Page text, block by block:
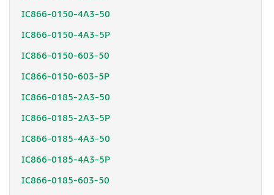
IC866-0150-4A3-50
IC866-0150-4A3-5P
IC866-0150-603-50
IC866-0150-603-5P
IC866-0185-2A3-50
IC866-0185-2A3-5P
IC866-0185-4A3-50
IC866-0185-4A3-5P
IC866-0185-603-50